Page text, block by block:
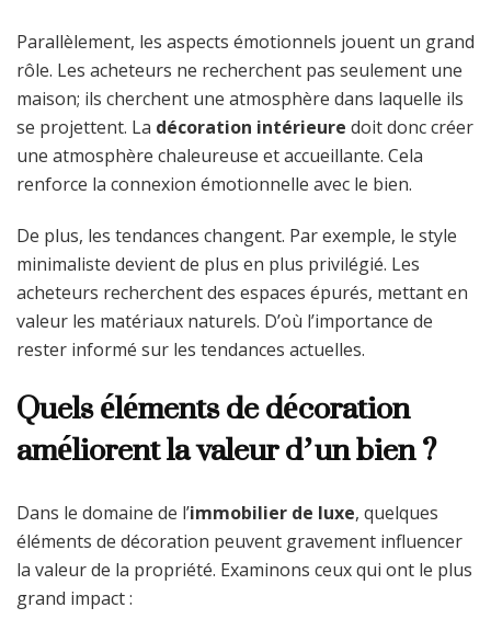
Parallèlement, les aspects émotionnels jouent un grand
rôle. Les acheteurs ne recherchent pas seulement une
maison; ils cherchent une atmosphère dans laquelle ils
se projettent. La décoration intérieure doit donc créer
une atmosphère chaleureuse et accueillante. Cela
renforce la connexion émotionnelle avec le bien.
De plus, les tendances changent. Par exemple, le style
minimaliste devient de plus en plus privilégié. Les
acheteurs recherchent des espaces épurés, mettant en
valeur les matériaux naturels. D’où l’importance de
rester informé sur les tendances actuelles.
Quels éléments de décoration
améliorent la valeur d’un bien ?
Dans le domaine de l’immobilier de luxe, quelques
éléments de décoration peuvent gravement influencer
la valeur de la propriété. Examinons ceux qui ont le plus
grand impact :